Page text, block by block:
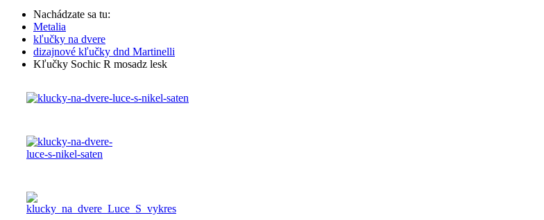
Nachádzate sa tu:
Metalia
kľučky na dvere
dizajnové kľučky dnd Martinelli
Kľučky Sochic R mosadz lesk